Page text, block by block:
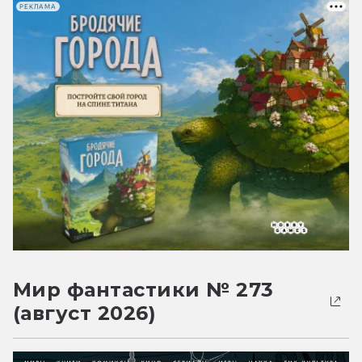
РЕКЛАМА
Мир фантастики № 273
(август 2026)